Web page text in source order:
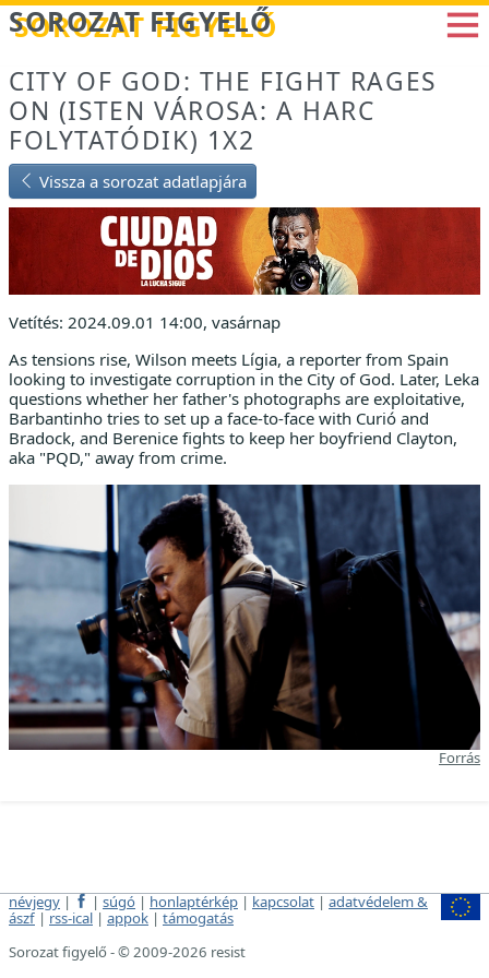
Betöltés...
SOROZAT FIGYELŐ
CITY OF GOD: THE FIGHT RAGES
ON (ISTEN VÁROSA: A HARC
FOLYTATÓDIK) 1X2
Vissza a sorozat adatlapjára
Vetítés: 2024.09.01 14:00, vasárnap
As tensions rise, Wilson meets Lígia, a reporter from Spain
looking to investigate corruption in the City of God. Later, Leka
questions whether her father's photographs are exploitative,
Barbantinho tries to set up a face-to-face with Curió and
Bradock, and Berenice fights to keep her boyfriend Clayton,
aka "PQD," away from crime.
Forrás
névjegy | | súgó | honlaptérkép | kapcsolat | adatvédelem &
ászf | rss-ical | appok | támogatás
Sorozat figyelő - © 2009-2026 resist